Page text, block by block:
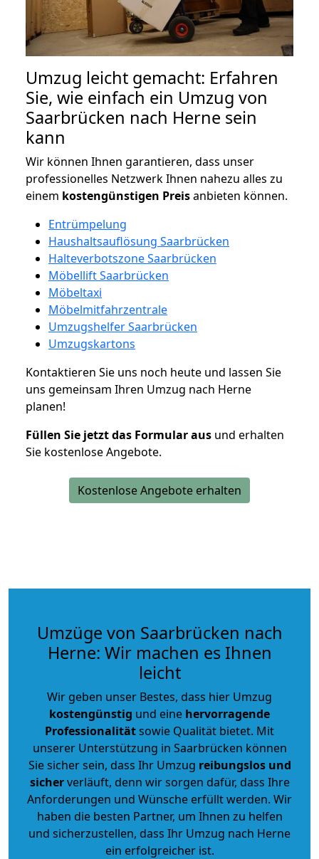
Umzug leicht gemacht: Erfahren
Sie, wie einfach ein Umzug von
Saarbrücken nach Herne sein
kann
Wir können Ihnen garantieren, dass unser
professionelles Netzwerk Ihnen nahezu alles zu
einem kostengünstigen Preisanbieten können.
Entrümpelung
Haushaltsauflösung Saarbrücken
Halteverbotszone Saarbrücken
Möbellift Saarbrücken
Möbeltaxi
Möbelmitfahrzentrale
Umzugshelfer Saarbrücken
Umzugskartons
Kontaktieren Sie uns noch heute und lassen Sie
uns gemeinsam Ihren Umzug nach Herne
planen!
Füllen Sie jetzt das Formular aus und erhalten
Sie kostenlose Angebote.
Kostenlose Angebote erhalten
Umzüge von Saarbrücken nach
Herne: Wir machen es Ihnen
leicht
Wir geben unser Bestes, dass hier Umzug
kostengünstig und eine hervorragende
Professionalitätsowie Qualität bietet. Mit
unserer Unterstützung in Saarbrücken können
Sie sicher sein, dass Ihr Umzug reibungslos und
sicherverläuft, denn wir sorgen dafür, dass Ihre
Anforderungen und Wünsche erfüllt werden. Wir
haben die besten Partner, um Ihnen zu helfen
und sicherzustellen, dass Ihr Umzug nach Herne
ein erfolgreicher ist.